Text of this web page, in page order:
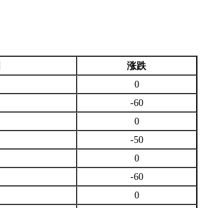
涨跌
0
-60
0
-50
0
-60
0